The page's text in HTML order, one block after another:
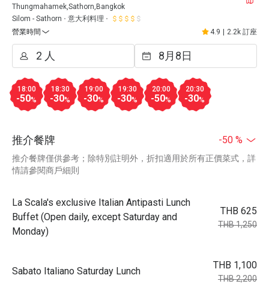
Thungmahamek,Sathorn,Bangkok
Silom - Sathorn
意大利料理
營業時間
4.9 2.2k 訂座
18:00
-50%
18:30
-30%
19:00
-30%
19:30
-30%
20:00
-50%
20:30
-30%
推介餐牌 -50 %
推介餐牌僅供參考；除特別註明外，折扣適用於所有正價菜式，詳
情請參閱商戶細則
La Scala's exclusive Italian Antipasti Lunch
Buffet (Open daily, except Saturday and
Monday)
THB 625
THB 1,250
Sabato Italiano Saturday Lunch
THB 1,100
THB 2,200